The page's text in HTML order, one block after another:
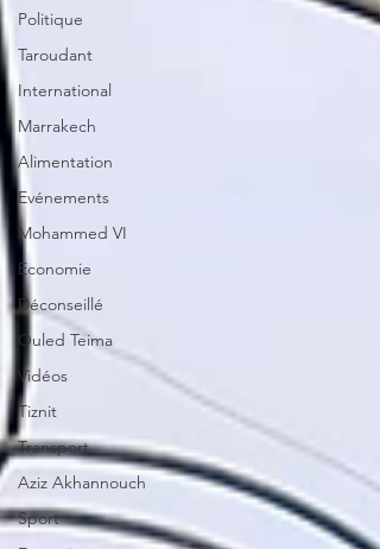
Politique
Taroudant
International
Marrakech
Alimentation
Evénements
Mohammed VI
Economie
Déconseillé
Ouled Teima
Vidéos
Tiznit
Transport
Aziz Akhannouch
Sport